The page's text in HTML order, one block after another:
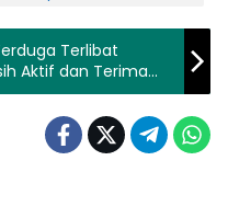
Terlibat
Aktif dan Terima
Tugas